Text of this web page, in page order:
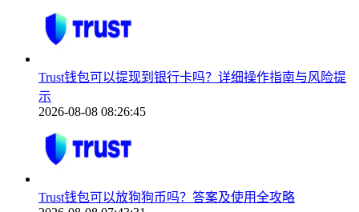
Trust钱包可以提现到银行卡吗？详细操作指南与风险提
示
2026-08-08 08:26:45
Trust钱包可以放狗狗币吗？答案及使用全攻略